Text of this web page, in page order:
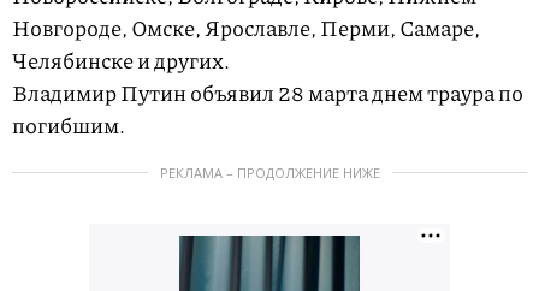
Новгороде, Омске, Ярославле, Перми, Самаре,
Челябинске и других.
Владимир Путин объявил 28 марта днем траура по
погибшим.
РЕКЛАМА – ПРОДОЛЖЕНИЕ НИЖЕ